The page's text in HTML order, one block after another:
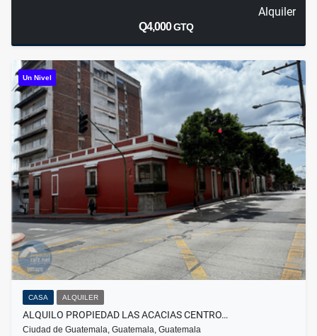
Alquiler
Q4,000GTQ
Un Nivel
CASA ALQUILER
ALQUILO PROPIEDAD LAS ACACIAS CENTRO…
Ciudad de Guatemala, Guatemala, Guatemala